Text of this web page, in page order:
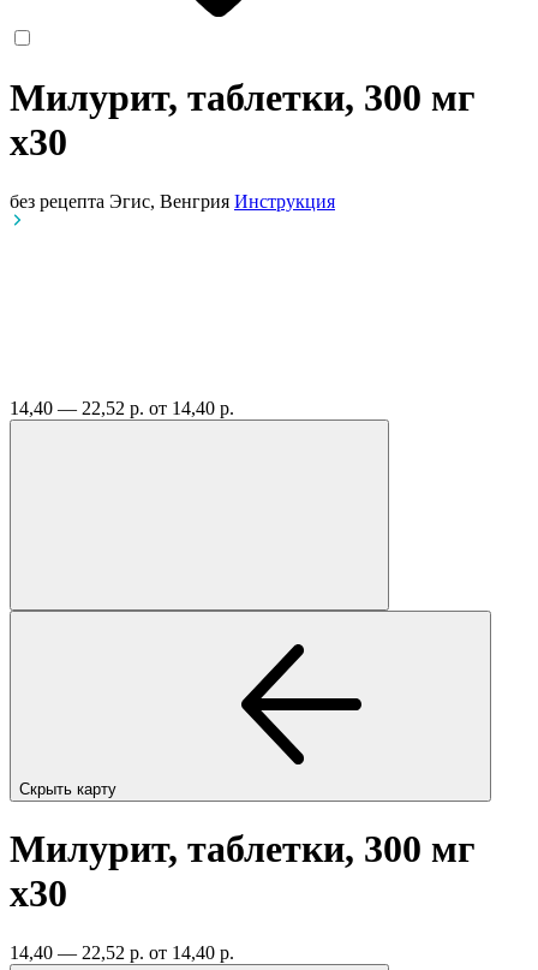
Милурит, таблетки, 300 мг
x30
без рецепта Эгис, Венгрия Инструкция
14,40 — 22,52 р. от 14,40 р.
Скрыть карту
Милурит, таблетки, 300 мг
x30
14,40 — 22,52 р. от 14,40 р.